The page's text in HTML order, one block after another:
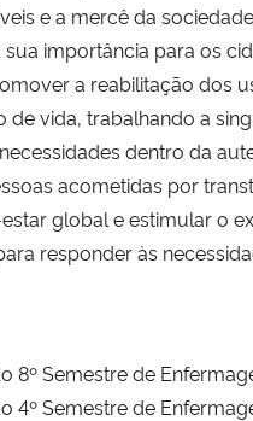
e a mercê da
importância para os
a reabilitação dos
vida, trabalhando a
dentro da
acometidas por
global e estimular o
responder às
8º Semestre de
4º Semestre de